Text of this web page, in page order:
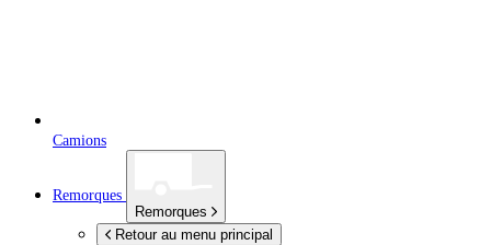
Camions
Remorques
Remorques
Retour au menu principal